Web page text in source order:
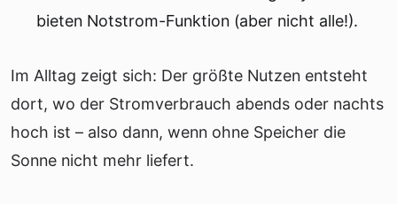
bieten Notstrom-Funktion (aber nicht alle!).
Im Alltag zeigt sich: Der größte Nutzen entsteht
dort, wo der Stromverbrauch abends oder nachts
hoch ist – also dann, wenn ohne Speicher die
Sonne nicht mehr liefert.